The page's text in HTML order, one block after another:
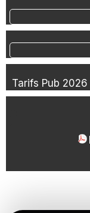
Tarifs Pub 2026